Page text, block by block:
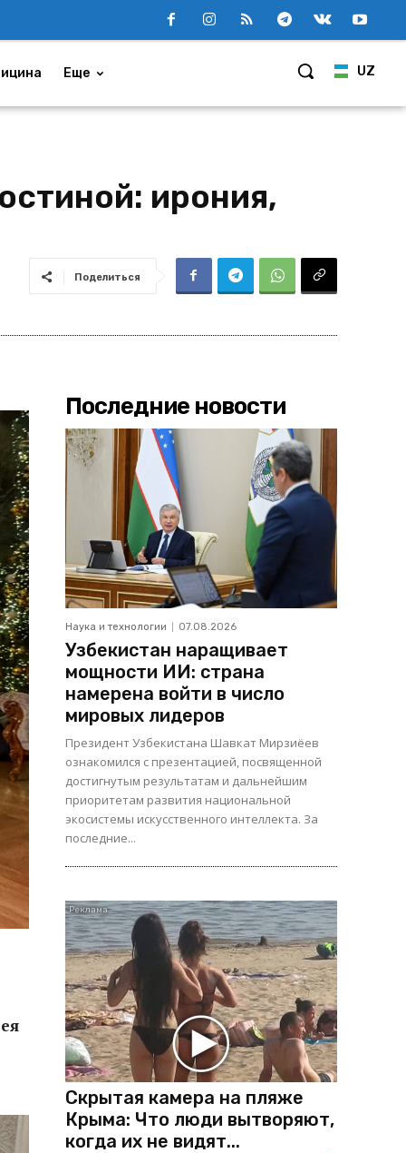
UZ
Еще
ирония,
Поделиться
Последние новости
Наука и технологии 07.08.2026
Узбекистан наращивает
мощности ИИ: страна
намерена войти в число
мировых лидеров
Президент Узбекистана Шавкат Мирзиёев
ознакомился с презентацией, посвященной
достигнутым результатам и дальнейшим
приоритетам развития национальной
экосистемы искусственного интеллекта. За
последние...
Скрытая камера на пляже
Крыма: Что люди вытворяют,
когда их не видят...